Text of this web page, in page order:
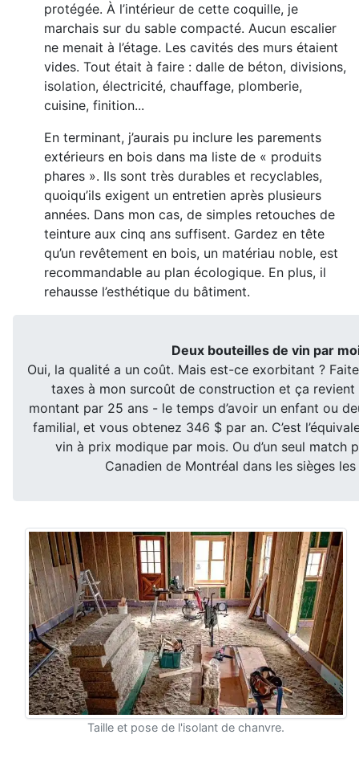
protégée. À l’intérieur de cette coquille, je
marchais sur du sable compacté. Aucun escalier
ne menait à l’étage. Les cavités des murs étaient
vides. Tout était à faire : dalle de béton, divisions,
isolation, électricité, chauffage, plomberie,
cuisine, finition...
En terminant, j’aurais pu inclure les parements
extérieurs en bois dans ma liste de « produits
phares ». Ils sont très durables et recyclables,
quoiqu’ils exigent un entretien après plusieurs
années. Dans mon cas, de simples retouches de
teinture aux cinq ans suffisent. Gardez en tête
qu’un revêtement en bois, un matériau noble, est
recommandable au plan écologique. En plus, il
rehausse l’esthétique du bâtiment.
Deux bouteilles de vin par
Oui, la qualité a un coût. Mais est-ce exorbitant ?
taxes à mon surcoût de construction et ça
montant par 25 ans - le temps d’avoir un enfant ou
familial, et vous obtenez 346 $ par an. C’est
vin à prix modique par mois. Ou d’un seul match
Canadien de Montréal dans les sièges
Taille et pose de l'isolant de chanvre.